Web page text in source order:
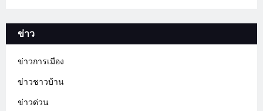
ข่าว
ข่าวการเมือง
ข่าวชาวบ้าน
ข่าวด่วน